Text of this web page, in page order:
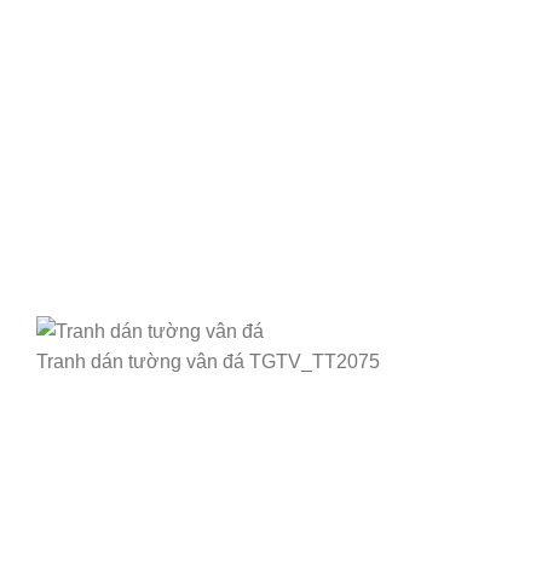
Tranh dán tường vân đá TGTV_TT2075